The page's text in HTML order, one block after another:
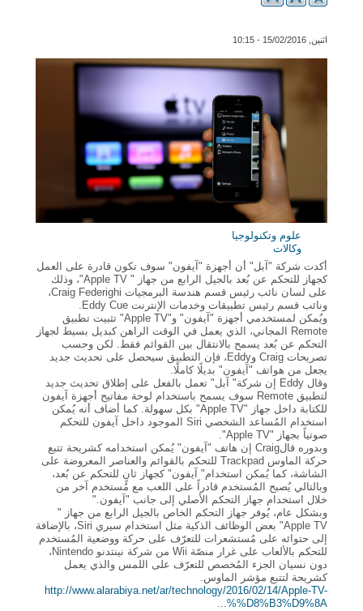
اثنين, 15/02/2016 - 10:15
علوم وتكنولوجيا
وكالات
أكدت شركة "آبل" أن أجهزة "آيفون" سوف تكون قادرة على العمل
كجهاز للتحكم عن بُعد بالجيل الرابع من جهاز " Apple TV"، وذلك
على لسان نائب رئيس قسم هندسة البرمجيات Craig Federighi،
ونائب قسم رئيس تطبيقات وخدمات الإنترنت Eddy Cue.
ويُمكن لمستخدمي أجهزة "آيفون" و"Apple TV" تثبيت تطبيق
Remote المجاني، الذي يعمل في الوقت الراهن كبديل بسيط لجهاز
التحكم عن بُعد يسمح بالانتقال بين القوائم فقط. لكن وحسب
تصريحات Craig وEddy، فإن التطبيق سيحصل على تحديث جديد
يجعل من هواتف "آيفون" بديلًا كاملًا.
وقال Eddy إن شركة" آبل" تعمل بالفعل على إطلاق تحديث جديد
لتطبيق Remote سوف يسمح باستخدام لوحة مفاتيح أجهزة آيفون
للكتابة داخل جهاز "Apple TV" بكل سهولة. كما أضاف أنه يُمكن
استخدام المُساعد الشخصي Siri الموجود داخل آيفون للتحكم
صوتياً بجهاز "Apple TV".
وبدوره قالCraig إن هاتف "آيفون" يُمكن استخدامه كشريحة تتبع
حركة الماوس Trackpad للتحكم بالقوائم والعناصر المعروضة على
الشاشة، كما يُمكن استخدام" آيفون" كجهاز ثانٍ للتحكم عن بُعد،
وبالتالي يُصبح المُستخدم قادراً على اللعب مع مُستخدم آخر من
خلال استخدام جهاز التحكم الأصلي إلى جانب "آيفون."
وبشكل عام، يُوفر جهاز التحكم الخاص بالجيل الرابع من جهاز "
Apple TV" بعض الوظائف الذكية مثل استخدام سيري Siri، بالإضافة
إلى حتوائه على مُستشعرات للتعرّف على حركة ووضعية المُستخدم
للتحكم بالألعاب على غرار منصّة Wii من شركة نينتدنو Nintendo،
دون نسيان الجزء المُخصص للتعرّف على اللمس والذي يعمل
كشريحة لتتبع مؤشر الماوس.
http://www.alarabiya.net/ar/technology/2016/02/14/Apple-TV-
%D8%B3%D9%8A%...